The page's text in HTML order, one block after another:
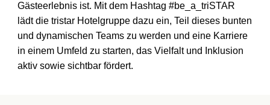
Gästeerlebnis ist. Mit dem Hashtag #be_a_triSTAR
lädt die tristar Hotelgruppe dazu ein, Teil dieses bunten
und dynamischen Teams zu werden und eine Karriere
in einem Umfeld zu starten, das Vielfalt und Inklusion
aktiv sowie sichtbar fördert.